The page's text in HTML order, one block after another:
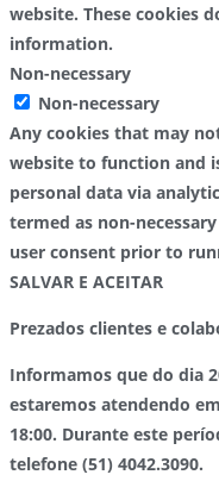
website. These cookies
information.
Non-necessary
Non-necessary
Any cookies that may
website to function and
personal data via
termed as non-
user consent prior to
SALVAR E ACEITAR
Prezados clientes e
Informamos que do dia
estaremos atendendo
18:00. Durante este
telefone (51) 4042.3090.